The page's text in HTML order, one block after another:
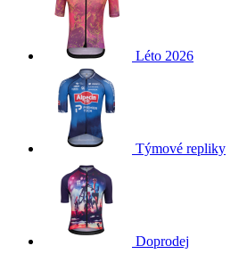
Léto 2026
Týmové repliky
Doprodej